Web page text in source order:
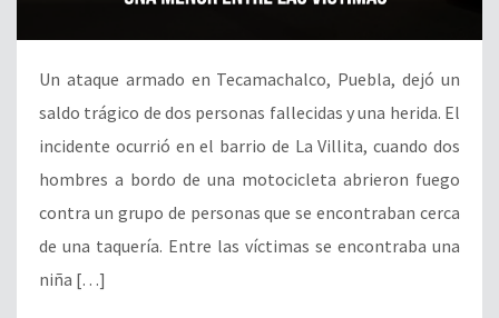
Un ataque armado en Tecamachalco, Puebla, dejó un
saldo trágico de dos personas fallecidas y una herida. El
incidente ocurrió en el barrio de La Villita, cuando dos
hombres a bordo de una motocicleta abrieron fuego
contra un grupo de personas que se encontraban cerca
de una taquería. Entre las víctimas se encontraba una
niña […]